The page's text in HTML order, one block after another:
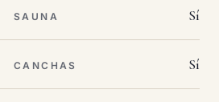
SAUNA Sí
CANCHAS Sí